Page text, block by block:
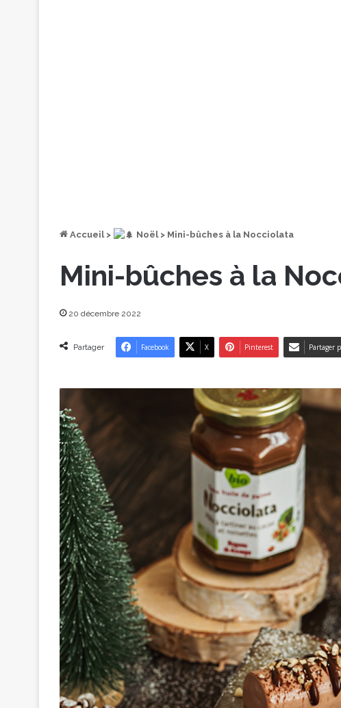
Accueil > ︎ Noël > Mini-bûches à la Nocciolata
Mini-bûches à la
20 décembre 2022
Partager Facebook X Pinterest Partager